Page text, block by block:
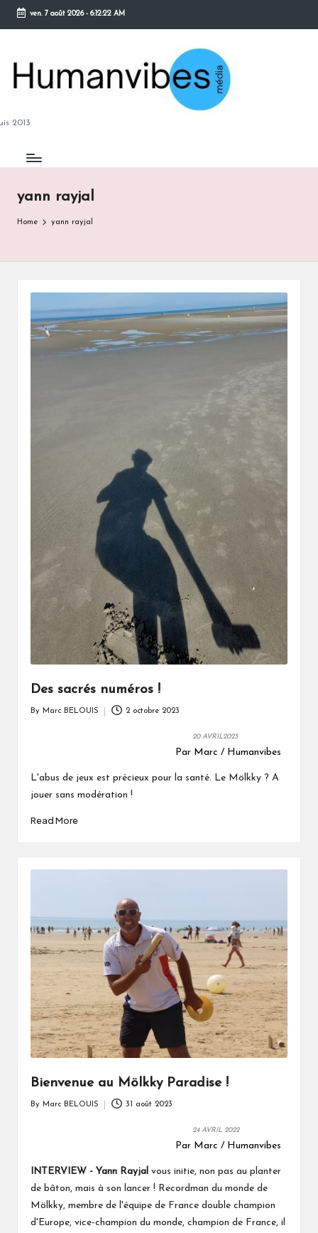
Skip
content
ven. 7 août 2026- 6:12:23 AM
2013
yann rayjal
Home yann rayjal
Des sacrés numéros !
By Marc BELOUIS 2 octobre 2023
20 AVRIL2023
Par Marc / Humanvibes
L'abus de jeux est précieux pour la santé. Le Mölkky ? A
jouer sans modération !
Read More
Bienvenue au Mölkky Paradise !
By Marc BELOUIS 31 août 2023
24 AVRIL 2022
Par Marc / Humanvibes
INTERVIEW - Yann Rayjalvous initie, non pas au planter
de bâton, mais à son lancer ! Recordman du monde de
Mölkky, membre de l'équipe de France double champion
d'Europe​, vice-champion du monde, ​champion de France, il